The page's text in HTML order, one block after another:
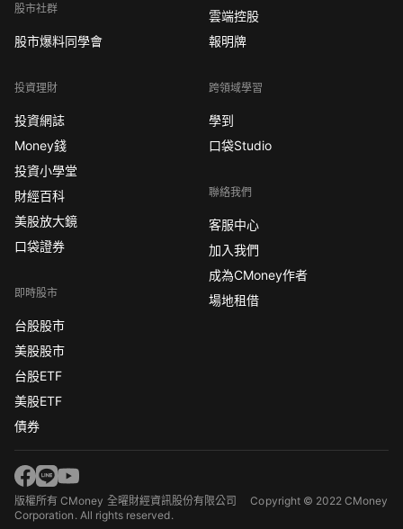
股市社群
股市爆料同學會
投資理財
投資網誌
Money錢
投資小學堂
財經百科
美股放大鏡
口袋證券
即時股市
台股股市
美股股市
台股ETF
美股ETF
債券
雲端控股
報明牌
跨領域學習
學到
口袋Studio
聯絡我們
客服中心
加入我們
成為CMoney作者
場地租借
版權所有 CMoney 全曜財經資訊股份有限公司Copyright © 2022 CMoney
Corporation. All rights reserved.